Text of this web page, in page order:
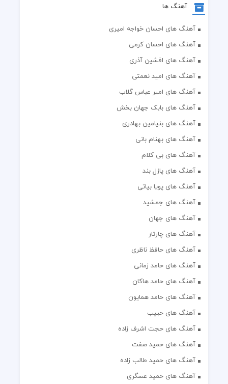
آهنگ ها
آهنگ های احسان خواجه امیری
آهنگ های احسان کرمی
آهنگ های افشین آذری
آهنگ های امید نعمتی
آهنگ های امیر عباس گلاب
آهنگ های بابک جهان بخش
آهنگ های بنیامین بهادری
آهنگ های بهنام بانی
آهنگ های بی کلام
آهنگ های پازل بند
آهنگ های پویا بیاتی
آهنگ های جمشید
آهنگ های جهان
آهنگ های چارتار
آهنگ های حافظ ناظری
آهنگ های حامد زمانی
آهنگ های حامد هاکان
آهنگ های حامد همایون
آهنگ های حبیب
آهنگ های حجت اشرف زاده
آهنگ های حمید صفت
آهنگ های حمید طالب زاده
آهنگ های حمید عسگری